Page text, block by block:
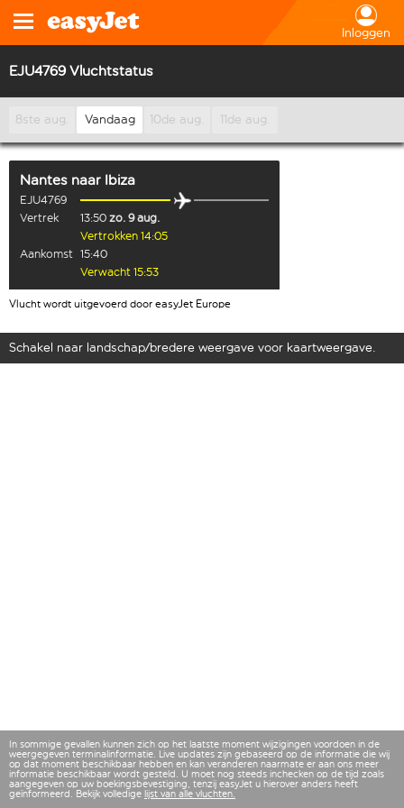
Inloggen
EJU4769 Vluchtstatus
8ste aug. Vandaag 10de aug. 11de aug.
Nantes naar Ibiza
EJU4769
Vertrek
13:50 zo. 9 aug.
Vertrokken 14:05
Aankomst 15:40
Verwacht 15:53
Vlucht wordt uitgevoerd door easyJet Europe
Schakel naar landschap/bredere weergave voor kaartweergave.
In sommige gevallen kunnen zich op het laatste moment wijzigingen voordoen in de
weergegeven terminalinformatie. Live updates zijn gebaseerd op de informatie die wij
op dat moment beschikbaar hebben en kan veranderen naarmate er aan ons meer
informatie beschikbaar wordt gesteld. U moet nog steeds inchecken op de tijd zoals
aangegeven op uw boekingsbevestiging, tenzij easyJet u hierover anders heeft
geïnformeerd. Bekijk volledige lijst van alle vluchten.